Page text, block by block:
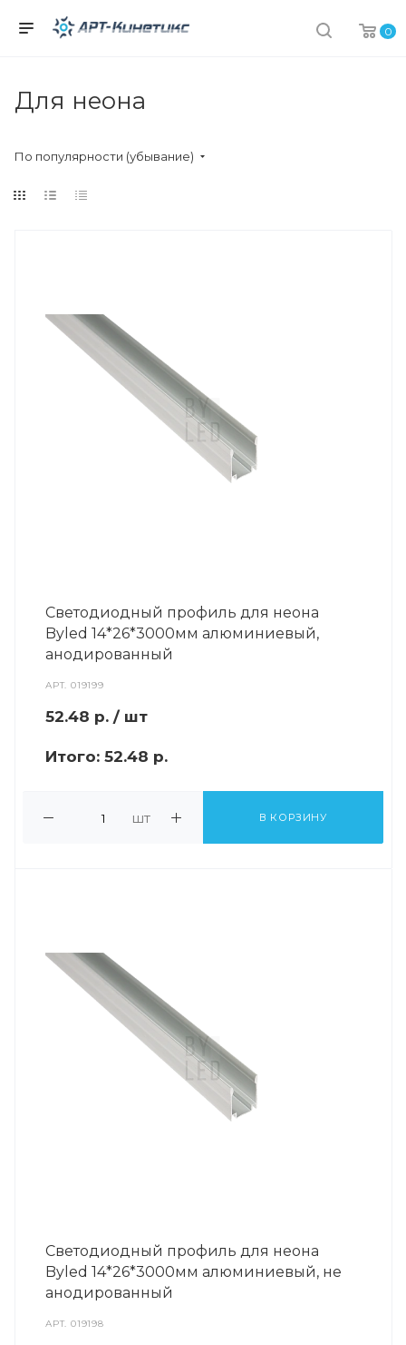
0
Для неона
По популярности (убывание)
Светодиодный профиль для неона
Byled 14*26*3000мм алюминиевый,
анодированный
АРТ.019199
52.48 р. / шт
Итого: 52.48 р.
шт В КОРЗИНУ
Светодиодный профиль для неона
Byled 14*26*3000мм алюминиевый, не
анодированный
АРТ.019198